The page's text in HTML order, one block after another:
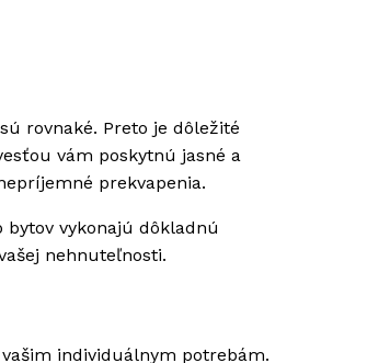
rovnaké. Preto je dôležité
vám poskytnú jasné a
prekvapenia.
vykonajú dôkladnú
nehnuteľnosti.
individuálnym potrebám.